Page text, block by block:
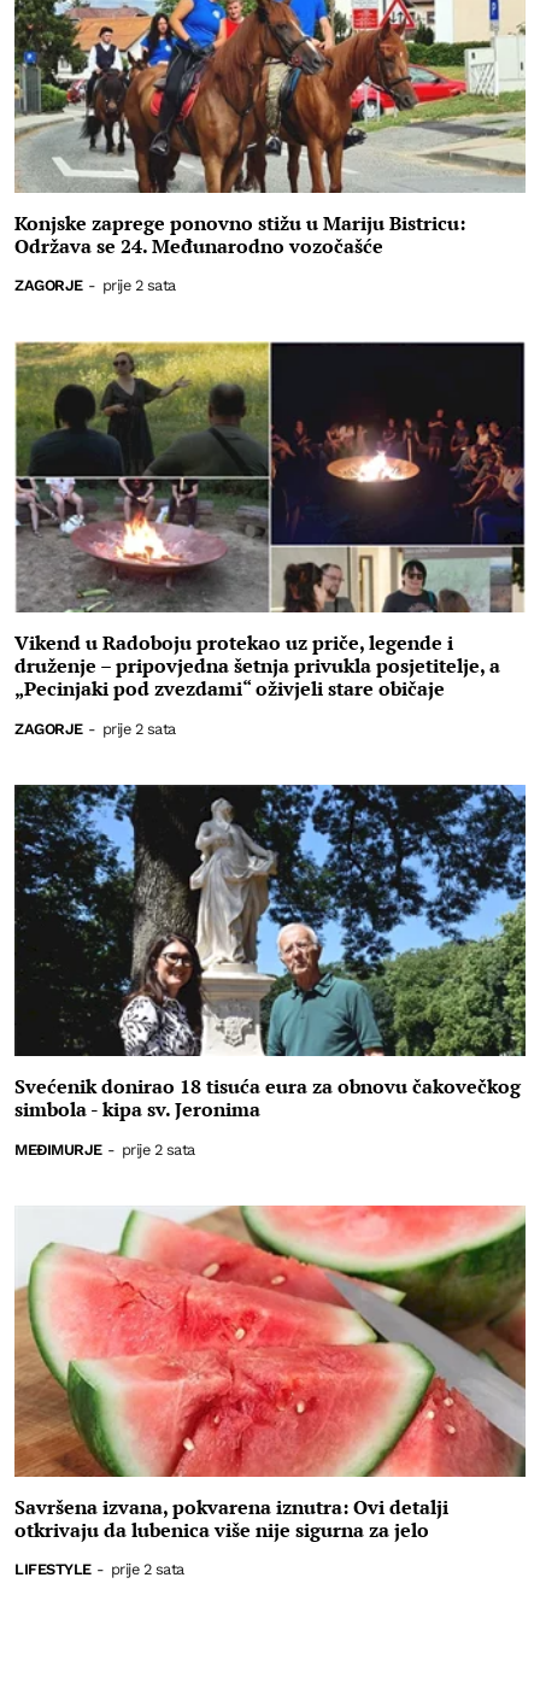
Konjske zaprege ponovno stižu u Mariju Bistricu:
Održava se 24. Međunarodno vozočašće
ZAGORJE - prije 2 sata
Vikend u Radoboju protekao uz priče, legende i
druženje – pripovjedna šetnja privukla posjetitelje, a
„Pecinjaki pod zvezdami“ oživjeli stare običaje
ZAGORJE - prije 2 sata
Svećenik donirao 18 tisuća eura za obnovu čakovečkog
simbola - kipa sv. Jeronima
MEĐIMURJE - prije 2 sata
Savršena izvana, pokvarena iznutra: Ovi detalji
otkrivaju da lubenica više nije sigurna za jelo
LIFESTYLE - prije 2 sata